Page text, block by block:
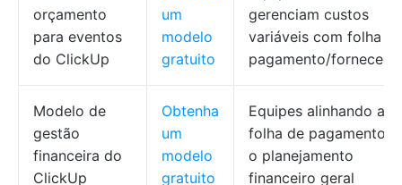
orçamento
para eventos
do ClickUp
um
modelo
gratuito
gerenciam custos
variáveis com folha de
pagamento/
Modelo de
gestão
financeira do
ClickUp
Obtenha
um
modelo
gratuito
Equipes alinhando a
folha de pagamento
o planejamento
financeiro geral